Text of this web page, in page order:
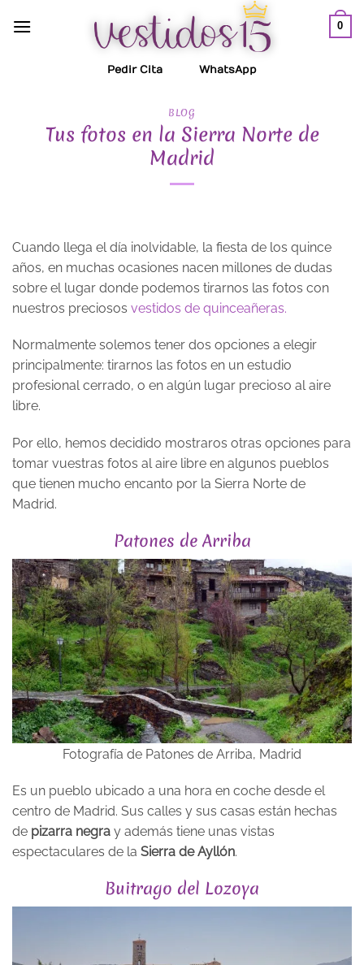
0
Pedir Cita WhatsApp
BLOG
Tus fotos en la Sierra Norte de
Madrid
Cuando llega el día inolvidable, la fiesta de los quince
años, en muchas ocasiones nacen millones de dudas
sobre el lugar donde podemos tirarnos las fotos con
nuestros preciosos vestidos de quinceañeras.
Normalmente solemos tener dos opciones a elegir
principalmente: tirarnos las fotos en un estudio
profesional cerrado, o en algún lugar precioso al aire
libre.
Por ello, hemos decidido mostraros otras opciones para
tomar vuestras fotos al aire libre en algunos pueblos
que tienen mucho encanto por la Sierra Norte de
Madrid.
Patones de Arriba
Fotografía de Patones de Arriba, Madrid
Es un pueblo ubicado a una hora en coche desde el
centro de Madrid. Sus calles y sus casas están hechas
de pizarra negra y además tiene unas vistas
espectaculares de la Sierra de Ayllón.
Buitrago del Lozoya